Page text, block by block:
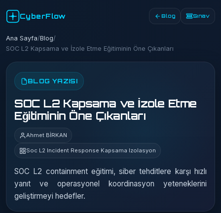
CyberFlow Blog Sınav
Ana Sayfa/Blog/
SOC L2 Kapsama ve İzole Etme Eğitiminin Öne Çıkanları
BLOG YAZISI
SOC L2 Kapsama ve İzole Etme
Eğitiminin Öne Çıkanları
Ahmet BİRKAN
Soc L2 Incident Response Kapsama Izolasyon
SOC L2 containment eğitimi, siber tehditlere karşı hızlı
yanıt ve operasyonel koordinasyon yeteneklerini
geliştirmeyi hedefler.